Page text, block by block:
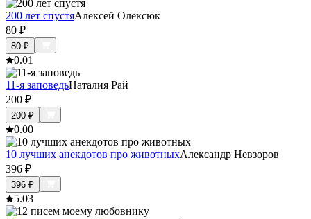
200 лет спустяАлексей Олексюк
80 ₽
80 ₽
0.01
11-я заповедьНаталия Рай
200 ₽
200 ₽
0.00
10 лучших анекдотов про животныхАлександр Невзоров
396 ₽
396 ₽
5.03